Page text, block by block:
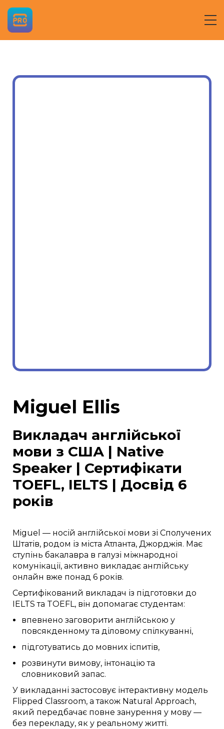
Miguel Ellis
Викладач англійської
мови з США | Native
Speaker | Сертифікати
TOEFL, IELTS | Досвід 6
років
Miguel — носій англійської мови зі Сполучених
Штатів, родом із міста Атланта, Джорджія. Має
ступінь бакалавра в галузі міжнародної
комунікації, активно викладає англійську
онлайн вже понад 6 років.
Сертифікований викладач із підготовки до
IELTS та TOEFL, він допомагає студентам:
впевнено заговорити англійською у
повсякденному та діловому спілкуванні,
підготуватись до мовних іспитів,
розвинути вимову, інтонацію та
словниковий запас.
У викладанні застосовує інтерактивну модель
Flipped Classroom, а також Natural Approach,
який передбачає повне занурення у мову —
без перекладу, як у реальному житті.